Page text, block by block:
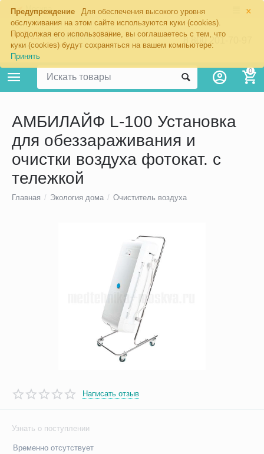
×
Предупреждение
Для обеспечения высокого уровня
обслуживания на этом сайте используются куки (cookies).
Продолжая его использование, вы соглашаетесь с тем, что
куки (cookies) будут сохраняться на вашем компьютере:
Принять
Москва
8 800 201-70-97
0
АМБИЛАЙФ L-100 Установка
для обеззараживания и
очистки воздуха фотокат. с
тележкой
Главная / Экология дома / Очиститель воздуха
Написать отзыв
Узнать о поступлении
Временно отсутствует